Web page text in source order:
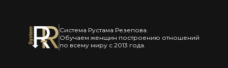
Система Рустама Резепова.
Обучаем женщин построению отношений
по всему миру с 2013 года.